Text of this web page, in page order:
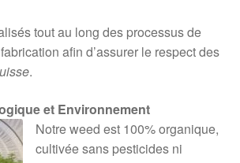
tout au long des processus de
afin d’assurer le respect des
.
et Environnement
Notre weed est 100% organique,
cultivée sans pesticides ni